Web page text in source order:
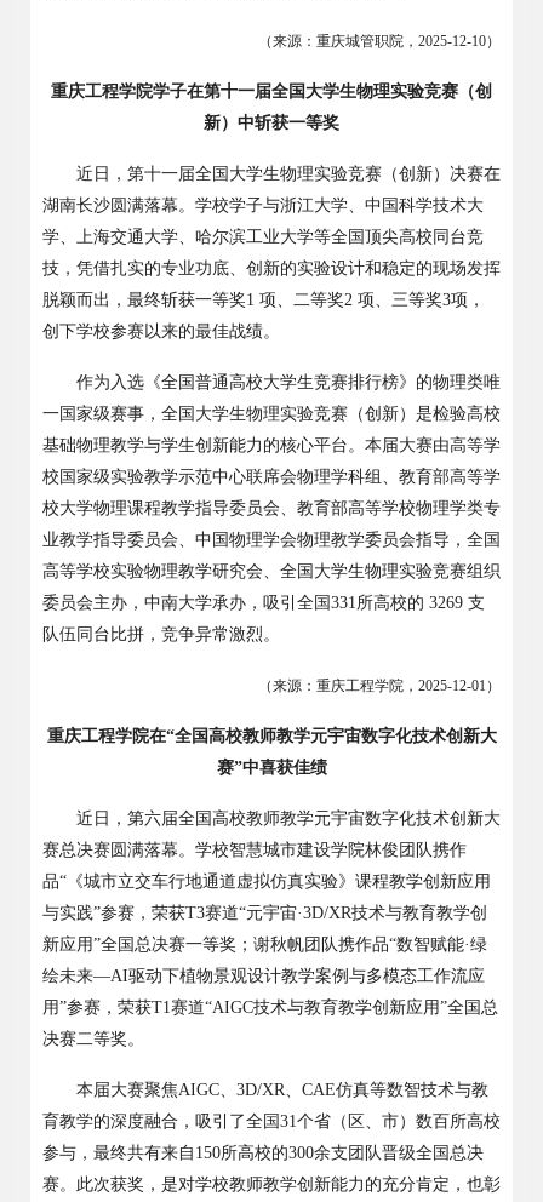
（来源：重庆城管职院， 2025-12-10）
重庆工程学院学子在第十一届全国大学生物理实验竞赛（创
新）中斩获一等奖
近日，第十一届全国大学生物理实验竞赛（创新）决赛在
湖南长沙圆满落幕。学校学子与浙江大学、中国科学技术大
学、上海交通大学、哈尔滨工业大学等全国顶尖高校同台竞
技，凭借扎实的专业功底、创新的实验设计和稳定的现场发挥
脱颖而出，最终斩获一等奖1 项、二等奖2 项、三等奖3项，
创下学校参赛以来的最佳战绩。
作为入选《全国普通高校大学生竞赛排行榜》的物理类唯
一国家级赛事，全国大学生物理实验竞赛（创新）是检验高校
基础物理教学与学生创新能力的核心平台。本届大赛由高等学
校国家级实验教学示范中心联席会物理学科组、教育部高等学
校大学物理课程教学指导委员会、教育部高等学校物理学类专
业教学指导委员会、中国物理学会物理教学委员会指导，全国
高等学校实验物理教学研究会、全国大学生物理实验竞赛组织
委员会主办，中南大学承办，吸引全国 331所高校的 3269 支
队伍同台比拼，竞争异常激烈。
（来源：重庆工程学院， 2025-12-01 ）
重庆工程学院在“全国高校教师教学元宇宙数字化技术创新大
赛”中喜获佳绩
近日，第六届全国高校教师教学元宇宙数字化技术创新大
赛总决赛圆满落幕。学校智慧城市建设学院林俊团队携作
品“《城市立交车行地通道虚拟仿真实验》课程教学创新应用
与实践”参赛，荣获T3赛道“元宇宙·3D/XR技术与教育教学创
新应用”全国总决赛一等奖；谢秋帆团队携作品“数智赋能·绿
绘未来—AI驱动下植物景观设计教学案例与多模态工作流应
用”参赛，荣获T1赛道“AIGC技术与教育教学创新应用”全国总
决赛二等奖。
本届大赛聚焦AIGC、 3D/XR、 CAE仿真等数智技术与教
育教学的深度融合，吸引了全国 31个省（区、市）数百所高校
参与，最终共有来自 150所高校的300余支团队晋级全国总决
赛。此次获奖，是对学校教师教学创新能力的充分肯定，也彰